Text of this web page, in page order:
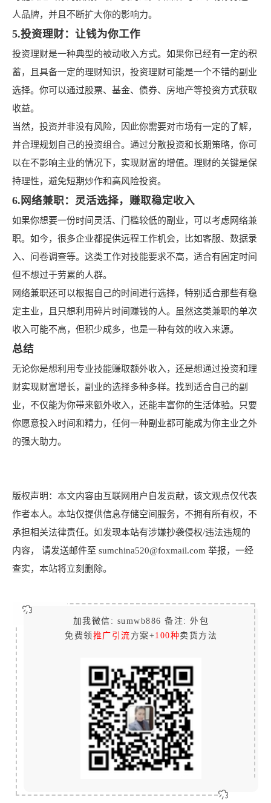
人品牌，并且不断扩大你的影响力。
5.投资理财：让钱为你工作
投资理财是一种典型的被动收入方式。如果你已经有一定的积
蓄，且具备一定的理财知识，投资理财可能是一个不错的副业
选择。你可以通过股票、基金、债券、房地产等投资方式获取
收益。
当然，投资并非没有风险，因此你需要对市场有一定的了解，
并合理规划自己的投资组合。通过分散投资和长期策略，你可
以在不影响主业的情况下，实现财富的增值。理财的关键是保
持理性，避免短期炒作和高风险投资。
6.网络兼职：灵活选择，赚取稳定收入
如果你想要一份时间灵活、门槛较低的副业，可以考虑网络兼
职。如今，很多企业都提供远程工作机会，比如客服、数据录
入、问卷调查等。这类工作对技能要求不高，适合有固定时间
但不想过于劳累的人群。
网络兼职还可以根据自己的时间进行选择，特别适合那些有稳
定主业，且只想利用碎片时间赚钱的人。虽然这类兼职的单次
收入可能不高，但积少成多，也是一种有效的收入来源。
总结
无论你是想利用专业技能赚取额外收入，还是想通过投资和理
财实现财富增长，副业的选择多种多样。找到适合自己的副
业，不仅能为你带来额外收入，还能丰富你的生活体验。只要
你愿意投入时间和精力，任何一种副业都可能成为你主业之外
的强大助力。
版权声明：本文内容由互联网用户自发贡献，该文观点仅代表
作者本人。本站仅提供信息存储空间服务，不拥有所有权，不
承担相关法律责任。如发现本站有涉嫌抄袭侵权/违法违规的
内容， 请发送邮件至 sumchina520@foxmail.com 举报，一经
查实，本站将立刻删除。
加我微信: sumwb886 备注: 外包
免费领 推广引流 方案+100种卖货方法